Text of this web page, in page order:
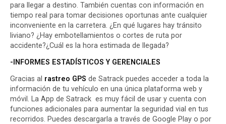
para llegar a destino. También cuentas con información en
tiempo real para tomar decisiones oportunas ante cualquier
inconveniente en la carretera. ¿En qué lugares hay tránsito
liviano? ¿Hay embotellamientos o cortes de ruta por
accidente?¿Cuál es la hora estimada de llegada?
-INFORMES ESTADÍSTICOS Y GERENCIALES
Gracias al rastreo GPS de Satrack puedes acceder a toda la
información de tu vehículo en una única plataforma web y
móvil. La App de Satrack es muy fácil de usar y cuenta con
funciones adicionales para aumentar la seguridad vial en tus
recorridos. Puedes descargarla a través de Google Play o por